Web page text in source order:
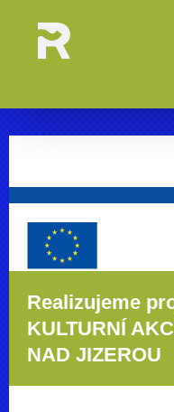
Realizujeme
KULTURNÍ
NAD JIZEROU